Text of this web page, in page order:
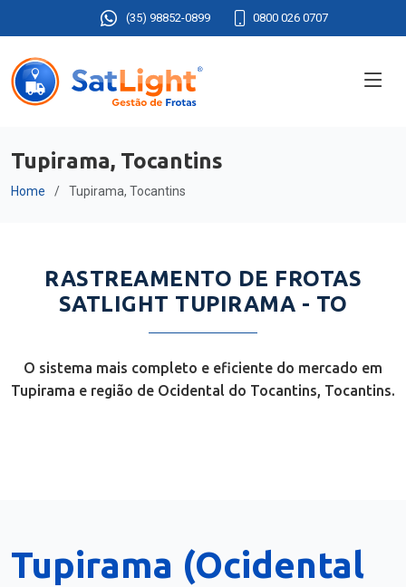
(35) 98852-0899 0800 026 0707
Tupirama, Tocantins
Home Tupirama, Tocantins
RASTREAMENTO DE FROTAS
SATLIGHT TUPIRAMA - TO
O sistema mais completo e eficiente do mercado em
Tupirama e região de Ocidental do Tocantins, Tocantins.
Tupirama (Ocidental